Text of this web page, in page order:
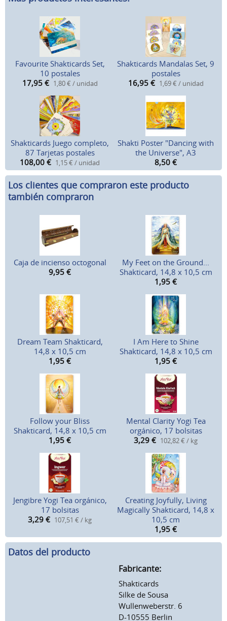
Favourite Shakticards Set,
10 postales
17,95 € 1,80 € / unidad
Shakticards Mandalas Set, 9
postales
16,95 € 1,69 € / unidad
Shakticards Juego completo,
87 Tarjetas postales
108,00 € 1,15 € / unidad
Shakti Poster "Dancing with
the Universe", A3
8,50 €
Los clientes que compraron este producto
también compraron
Caja de incienso octogonal
9,95 €
My Feet on the Ground...
Shakticard, 14,8 x 10,5 cm
1,95 €
Dream Team Shakticard,
14,8 x 10,5 cm
1,95 €
I Am Here to Shine
Shakticard, 14,8 x 10,5 cm
1,95 €
Follow your Bliss
Shakticard, 14,8 x 10,5 cm
1,95 €
Mental Clarity Yogi Tea
orgánico, 17 bolsitas
3,29 € 102,82 € / kg
Jengibre Yogi Tea orgánico,
17 bolsitas
3,29 € 107,51 € / kg
Creating Joyfully, Living
Magically Shakticard, 14,8 x
10,5 cm
1,95 €
Datos del producto
Fabricante:
Shakticards
Silke de Sousa
Wullenweberstr. 6
D-10555 Berlin